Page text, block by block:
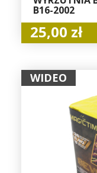
B16-2002
25,00 zł
WIDEO